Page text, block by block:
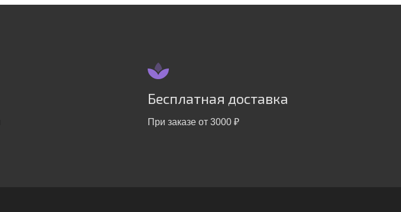
Бесплатная доставка
При заказе от 3000 ₽